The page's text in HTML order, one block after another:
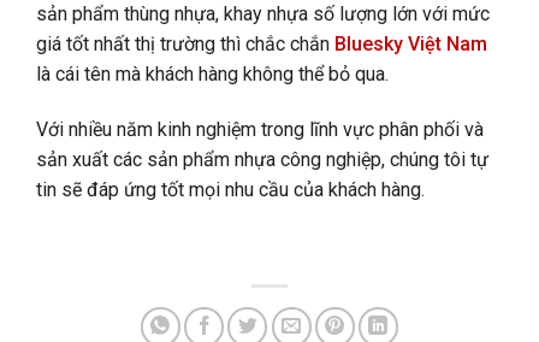
sản phẩm thùng nhựa, khay nhựa số lượng lớn với mức
giá tốt nhất thị trường thì chắc chắn Bluesky Việt Nam
là cái tên mà khách hàng không thể bỏ qua.
Với nhiều năm kinh nghiệm trong lĩnh vực phân phối và
sản xuất các sản phẩm nhựa công nghiệp, chúng tôi tự
tin sẽ đáp ứng tốt mọi nhu cầu của khách hàng.